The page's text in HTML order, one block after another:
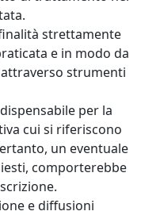
strettamente
e in modo da
strumenti
per la
cui si riferiscono
un eventuale
comporterebbe
e diffusioni